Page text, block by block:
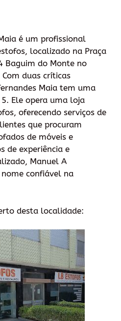
é um profissional
localizado na Praça
Baguim do Monte no
duas críticas
Maia tem uma
Ele opera uma loja
oferecendo serviços de
que procuram
de móveis e
de experiência e
Manuel A
nome confiável na
desta localidade: